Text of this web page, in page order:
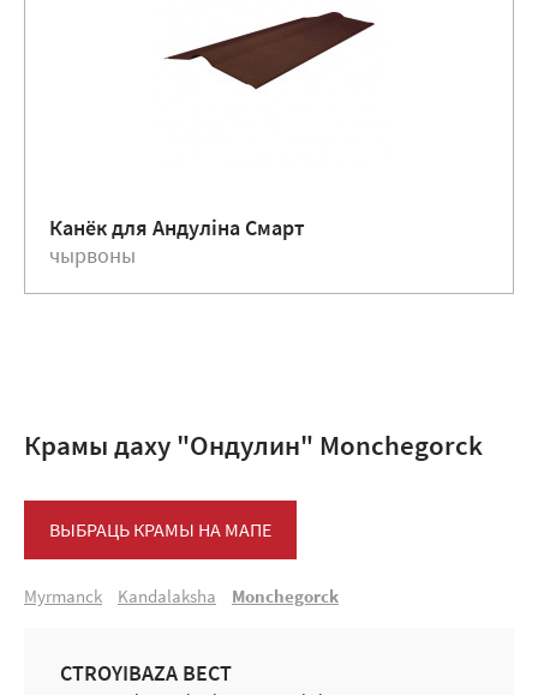
Канёк для Андулiна Смарт
чырвоны
Крамы даху "Ондулин" Mоnchegоrck
ВЫБРАЦЬ КРАМЫ НА МАПЕ
Mуrmanck Kandalaksha Mоnchegоrck
СTROYIBAZA BEСT